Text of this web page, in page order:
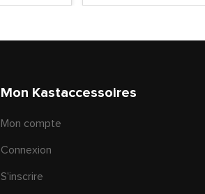
Mon Kastaccessoires
Mon compte
Connexion
S'inscrire